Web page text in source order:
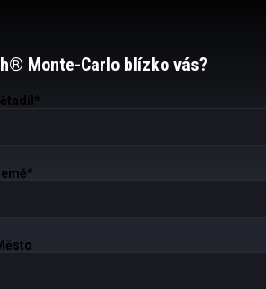
Monte-Carlo blízko vás?
*
*